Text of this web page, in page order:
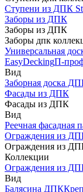
Ступени из ДПК
Заборы из ДПК
Заборы из ДПК
Заборы дпк
Универсальная
EasyDeckingП-
Вид
Заборная доска
Фасады из ДПК
Фасады из ДПК
Вид
Реечная фасадная
Ограждения из
Ограждения из
Коллекции
Ограждения из
Вид
Балясина ДПК